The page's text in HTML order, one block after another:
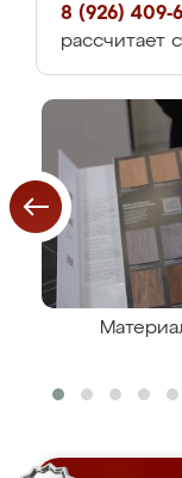
8 (926) 409-
рассчитает